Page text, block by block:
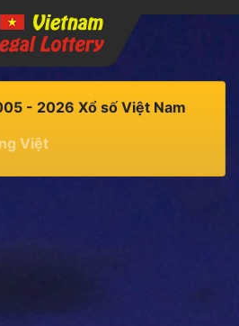
- 2026 Xổ số Việt Nam
Việt